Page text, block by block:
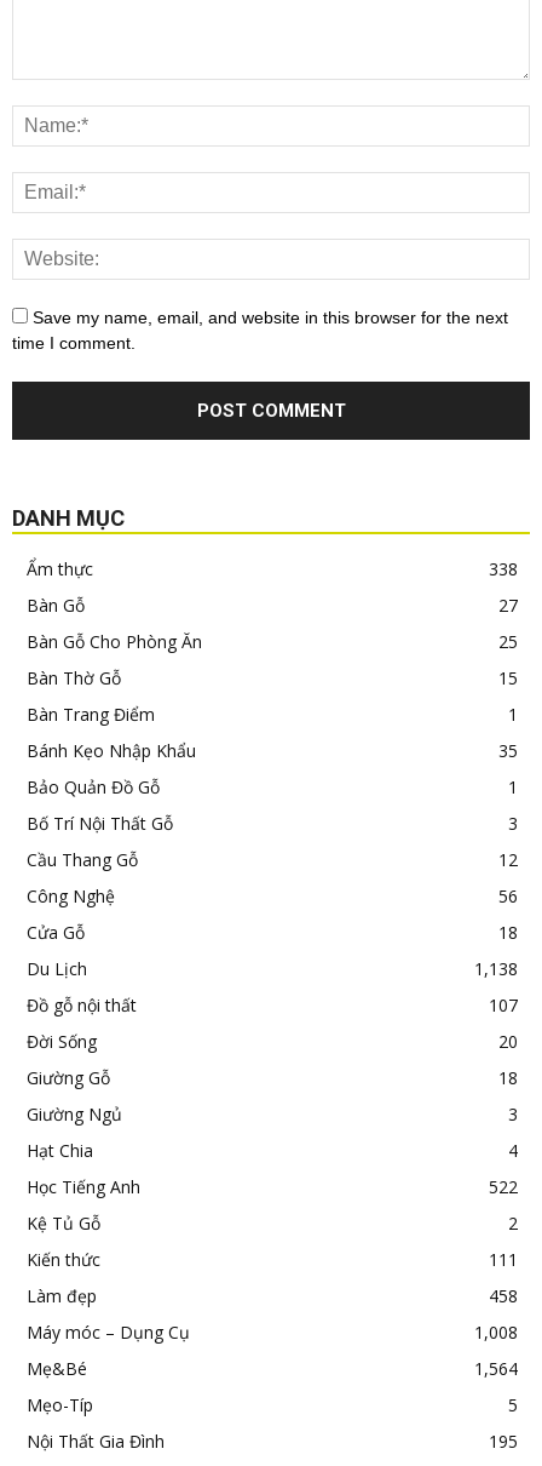
Save my name, email, and website in this browser for the next
time I comment.
DANH MỤC
Ẩm thực
338
Bàn Gỗ
27
Bàn Gỗ Cho Phòng Ăn
25
Bàn Thờ Gỗ
15
Bàn Trang Điểm
1
Bánh Kẹo Nhập Khẩu
35
Bảo Quản Đồ Gỗ
1
Bố Trí Nội Thất Gỗ
3
Cầu Thang Gỗ
12
Công Nghệ
56
Cửa Gỗ
18
Du Lịch
1,138
Đồ gỗ nội thất
107
Đời Sống
20
Giường Gỗ
18
Giường Ngủ
3
Hạt Chia
4
Học Tiếng Anh
522
Kệ Tủ Gỗ
2
Kiến thức
111
Làm đẹp
458
Máy móc – Dụng Cụ
1,008
Mẹ&Bé
1,564
Mẹo-Típ
5
Nội Thất Gia Đình
195